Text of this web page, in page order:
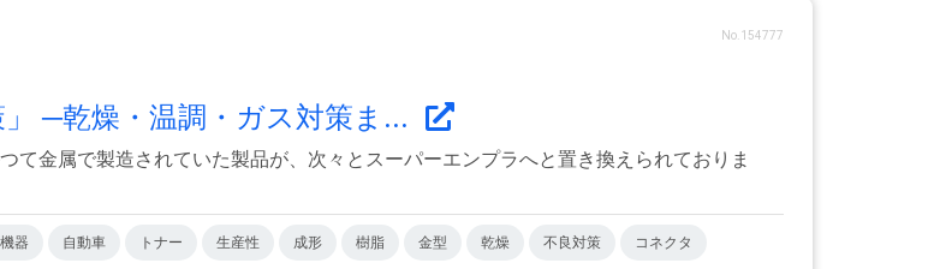
No.154777
」 ─乾燥・温調・ガス対策ま...
て金属で製造されていた製品が、次々とスーパーエンプラへと置き換えられておりま
器 自動車 トナー 生産性 成形 樹脂 金型 乾燥 不良対策 コネクタ